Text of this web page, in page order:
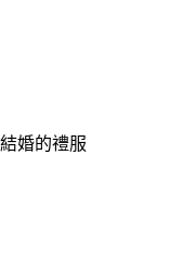
婚的禮服